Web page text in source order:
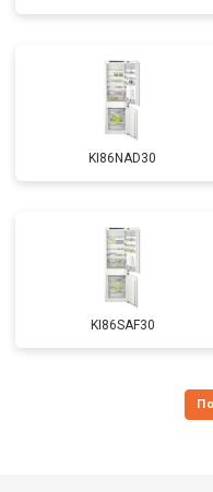
KI86NAD30
KI86SAF30